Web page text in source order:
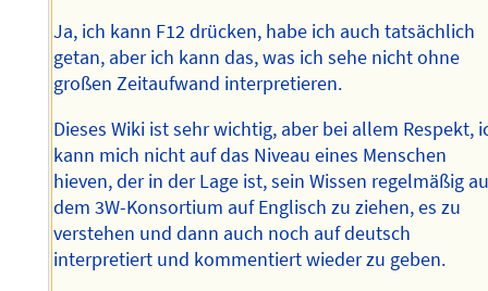
Ja, ich kann F12 drücken, habe ich auch tatsächlich
getan, aber ich kann das, was ich sehe nicht ohne
großen Zeitaufwand interpretieren.
Dieses Wiki ist sehr wichtig, aber bei allem Respekt,
kann mich nicht auf das Niveau eines Menschen
hieven, der in der Lage ist, sein Wissen regelmäßig
dem 3W-Konsortium auf Englisch zu ziehen, es zu
verstehen und dann auch noch auf deutsch
interpretiert und kommentiert wieder zu geben.